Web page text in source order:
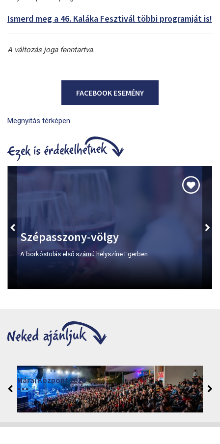
Ismerd meg a 46. Kaláka Fesztivál többi programját is!
A változás joga fenntartva.
FACEBOOK ESEMÉNY
Megnyitás térképen
Szépasszony-völgy
A borkóstolás első számú helyszíne Egerben.
Márai Központ 2026
2026. június 19. - 2026. augusztus 28.
Márai Központ, Eger 3300, Szépasszony-völgy 35.